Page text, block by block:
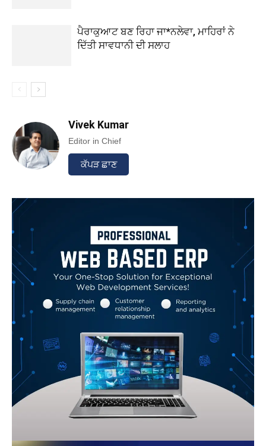
ਪੈਰਾਕੁਆਟ ਬਣ ਰਿਹਾ ਜਾ*ਨਲੇਵਾ, ਮਾਹਿਰਾਂ ਨੇ
ਦਿੱਤੀ ਸਾਵਧਾਨੀ ਦੀ ਸਲਾਹ
Vivek Kumar
Editor in Chief
ਕੱਪੜ ਛਾਣ